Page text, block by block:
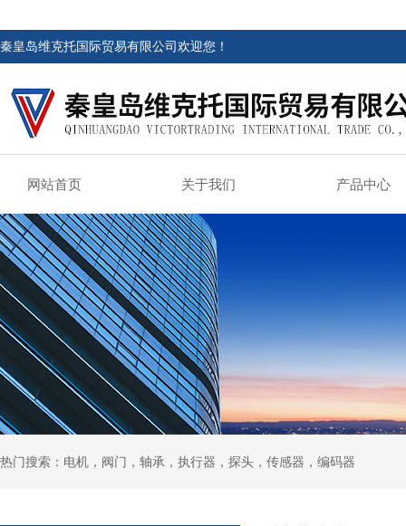
秦皇岛维克托国际贸易有限公司欢迎您！
网站首页 关于我们 产品中心
热门搜索：电机，阀门，轴承，执行器，探头，传感器，编码器